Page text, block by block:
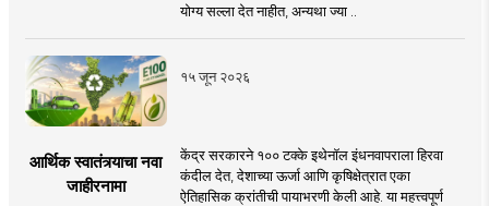
योग्य सल्ला देत नाहीत, अन्यथा ज्या ..
१५ जून २०२६
आर्थिक स्वातंत्र्याचा नवा
जाहीरनामा
केंद्र सरकारने १०० टक्के इथेनॉल इंधनवापराला हिरवा
कंदील देत, देशाच्या ऊर्जा आणि कृषिक्षेत्रात एका
ऐतिहासिक क्रांतीची पायाभरणी केली आहे. या महत्त्वपूर्ण